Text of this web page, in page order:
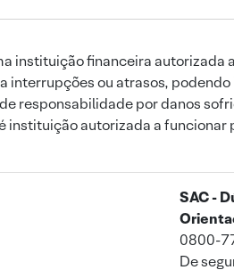
instituição financeira autorizada
interrupções ou atrasos,
responsabilidade por danos
autorizada a funcionar
SAC -
0800-
De